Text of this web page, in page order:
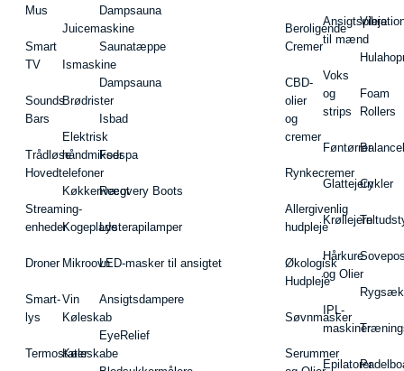
Mus
Smart
TV
Sounds
Bars
Trådløse
Hovedtelefoner
Streaming-
enheder
Droner
Smart-
lys
Termostater
Juicemaskine
Ismaskine
Brødrister
Elektrisk
håndmikser
Køkkenvægt
Kogeplade
Mikroovn
Vin
Køleskab
Køleskabe
Dampsauna
Saunatæppe
Dampsauna
Isbad
Fodspa
Recovery Boots
Lysterapilamper
LED-masker til ansigtet
Ansigtsdampere
EyeRelief
Beroligende
Cremer
CBD-
olier
og
cremer
Rynkecremer
Allergivenlig
hudpleje
Økologisk
Hudpleje
Søvnmasker
Serummer
Ansigtspleje
til mænd
Voks
og
strips
Føntørrer
Glattejern
Krøllejern
Hårkure
og Olier
IPL-
maskiner
Epilatorer
Foam
Rollers
Cykler